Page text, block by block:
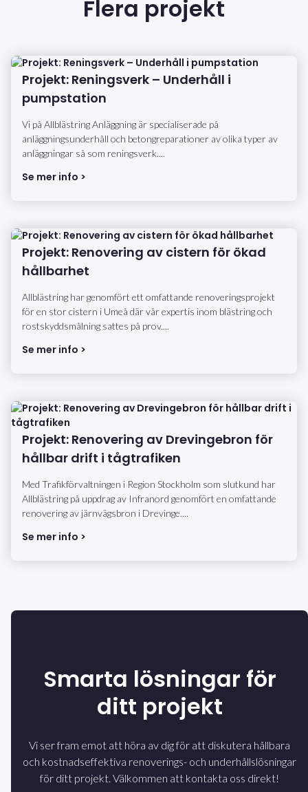
Flera projekt
Projekt: Reningsverk – Underhåll i
pumpstation
Vi på Allblästring Anläggning är specialiserade på
anläggningsunderhåll och betongreparationer av olika typer av
anläggningar så som reningsverk....
Se mer info >
Projekt: Renovering av cistern för ökad
hållbarhet
Allblästring har genomfört ett omfattande renoveringsprojekt
för en stor cistern i Umeå där vår expertis inom blästring och
rostskyddsmålning sattes på prov....
Se mer info >
Projekt: Renovering av Drevingebron för
hållbar drift i tågtrafiken
Med Trafikförvaltningen i Region Stockholm som slutkund har
Allblästring på uppdrag av Infranord genomfört en omfattande
renovering av järnvägsbron i Drevinge....
Se mer info >
Smarta lösningar för
ditt projekt
Vi ser fram emot att höra av dig för att diskutera hållbara
och kostnadseffektiva renoverings- och underhållslösningar
för ditt projekt. Välkommen att kontakta oss direkt!